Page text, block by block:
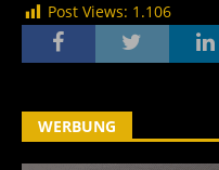
Post Views: 1.106
WERBUNG